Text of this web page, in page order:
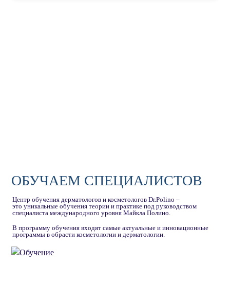
ОБУЧАЕМ СПЕЦИАЛИСТОВ
Центр обучения дерматологов и косметологов Dr.Polino –
это уникальные обучения теории и практике под руководством
специалиста международного уровня Майкла Полино.
В программу обучения входят самые актуальные и инновационные
программы в обрасти косметологии и дерматологии.